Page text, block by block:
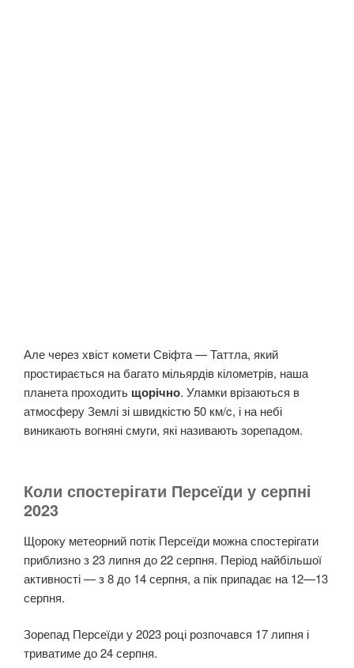
Але через хвіст комети Свіфта — Таттла, який
простирається на багато мільярдів кілометрів, наша
планета проходить щорічно. Уламки врізаються в
атмосферу Землі зі швидкістю 50 км/c, і на небі
виникають вогняні смуги, які називають зорепадом.
Коли спостерігати Персеїди у серпні
2023
Щороку метеорний потік Персеїди можна спостерігати
приблизно з 23 липня до 22 серпня. Період найбільшої
активності — з 8 до 14 серпня, а пік припадає на 12—13
серпня.
Зорепад Персеїди у 2023 році розпочався 17 липня і
триватиме до 24 серпня.